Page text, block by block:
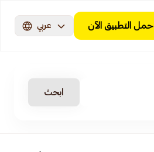
حمل التطبيق الآن عربي
ابحث